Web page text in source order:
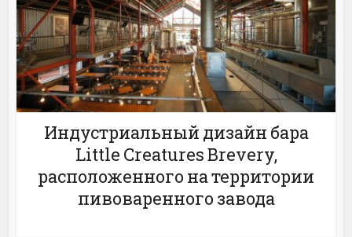
Индустриальный дизайн бара
Little Creatures Brevery,
расположенного на территории
пивоваренного завода